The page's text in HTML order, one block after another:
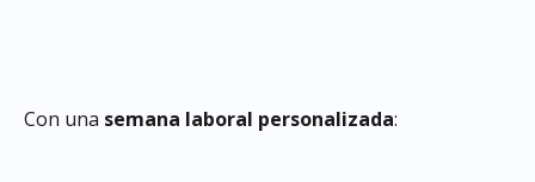
Con una semana laboral personalizada: